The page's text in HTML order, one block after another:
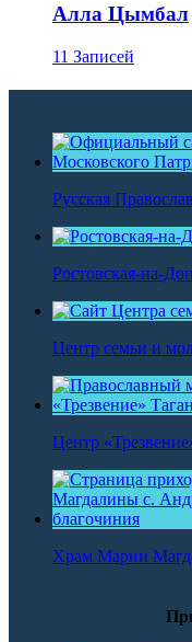
Алла Цымбал
11 Записей
Русская
Ростовская-на-
Центр семьи и
Центр
Храм Марии